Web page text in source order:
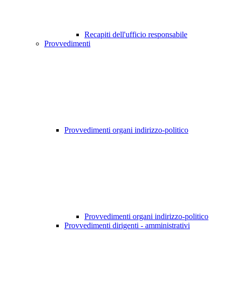
Recapiti dell'ufficio responsabile
Provvedimenti
Provvedimenti organi indirizzo-politico
Provvedimenti organi indirizzo-politico
Provvedimenti dirigenti - amministrativi